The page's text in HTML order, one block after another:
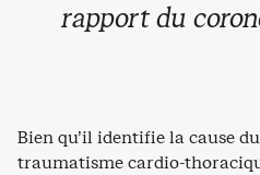
rapport du
Bien qu’il identifie la cause
traumatisme cardio-